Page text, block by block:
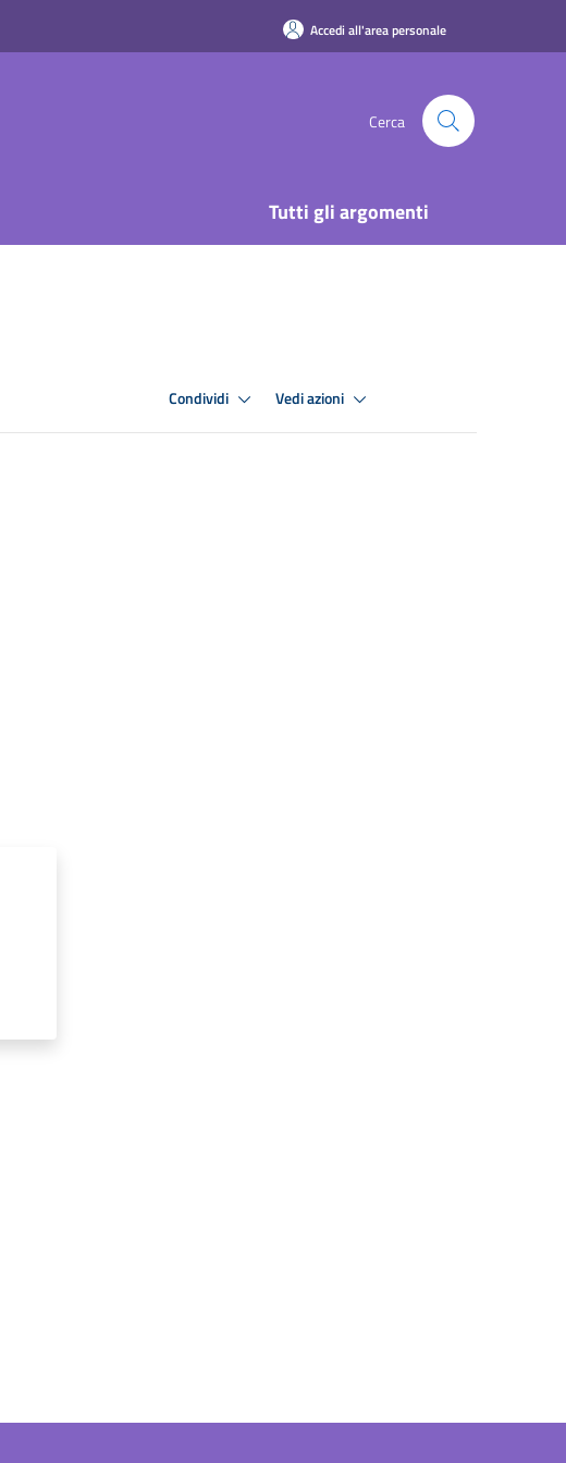
Accedi all'area personale
Cerca
Tutti gli argomenti
Condividi Vedi azioni